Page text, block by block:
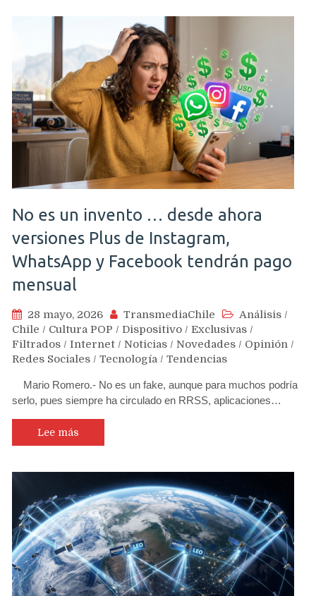
No es un invento … desde ahora
versiones Plus de Instagram,
WhatsApp y Facebook tendrán pago
mensual
28 mayo, 2026 TransmediaChile Análisis /
Chile / Cultura POP / Dispositivo / Exclusivas /
Filtrados / Internet / Noticias / Novedades / Opinión /
Redes Sociales / Tecnología / Tendencias
Mario Romero.- No es un fake, aunque para muchos podría
serlo, pues siempre ha circulado en RRSS, aplicaciones…
Lee más